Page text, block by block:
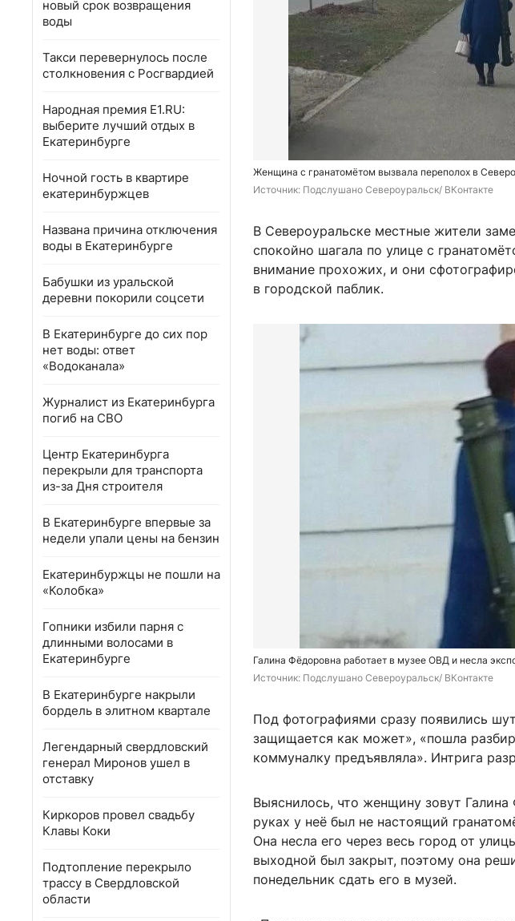
новый срок возвращения
воды
Такси перевернулось после
столкновения с Росгвардией
Народная премия E1.RU:
выберите лучший отдых в
Екатеринбурге
Ночной гость в квартире
екатеринбуржцев
Названа причина отключения
воды в Екатеринбурге
Бабушки из уральской
деревни покорили соцсети
В Екатеринбурге до сих пор
нет воды: ответ
«Водоканала»
Журналист из Екатеринбурга
погиб на СВО
Центр Екатеринбурга
перекрыли для транспорта
из-за Дня строителя
В Екатеринбурге впервые за
недели упали цены на бензин
Екатеринбуржцы не пошли на
«Колобка»
Гопники избили парня с
длинными волосами в
Екатеринбурге
В Екатеринбурге накрыли
бордель в элитном квартале
Легендарный свердловский
генерал Миронов ушел в
отставку
Киркоров провел свадьбу
Клавы Коки
Подтопление перекрыло
трассу в Свердловской
области
Женщина с гранатомётом вызвала переполох в
Источник: Подслушано Североуральск/ ВКонтакте
В Североуральске местные жители
спокойно шагала по улице с
внимание прохожих, и они
в городской паблик.
Галина Фёдоровна работает в музее ОВД и несла
Источник: Подслушано Североуральск/ ВКонтакте
Под фотографиями сразу появились
защищается как может», «пошла
коммуналку предъявляла». Интрига
Выяснилось, что женщину зовут
руках у неё был не настоящий
Она несла его через весь город от
выходной был закрыт, поэтому она
понедельник сдать его в музей.